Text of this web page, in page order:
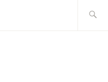
nach: